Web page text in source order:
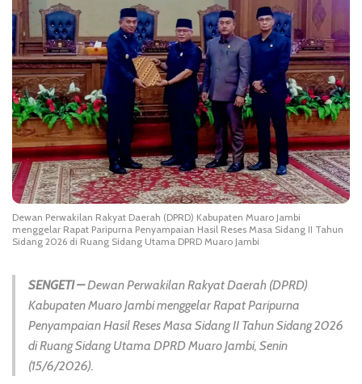
Dewan Perwakilan Rakyat Daerah (DPRD) Kabupaten Muaro Jambi
menggelar Rapat Paripurna Penyampaian Hasil Reses Masa Sidang II Tahun
Sidang 2026 di Ruang Sidang Utama DPRD Muaro Jambi
SENGETI –Dewan Perwakilan Rakyat Daerah (DPRD)
Kabupaten Muaro Jambi menggelar Rapat Paripurna
Penyampaian Hasil Reses Masa Sidang II Tahun Sidang 2026
di Ruang Sidang Utama DPRD Muaro Jambi, Senin
(15/6/2026).